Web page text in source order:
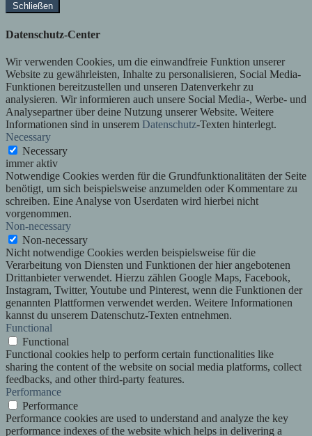
Schließen
Datenschutz-Center
Wir verwenden Cookies, um die einwandfreie Funktion unserer
Website zu gewährleisten, Inhalte zu personalisieren, Social Media-
Funktionen bereitzustellen und unseren Datenverkehr zu
analysieren. Wir informieren auch unsere Social Media-, Werbe- und
Analysepartner über deine Nutzung unserer Website. Weitere
Informationen sind in unserem Datenschutz-Texten hinterlegt.
Necessary
Necessary
immer aktiv
Notwendige Cookies werden für die Grundfunktionalitäten der Seite
benötigt, um sich beispielsweise anzumelden oder Kommentare zu
schreiben. Eine Analyse von Userdaten wird hierbei nicht
vorgenommen.
Non-necessary
Non-necessary
Nicht notwendige Cookies werden beispielsweise für die
Verarbeitung von Diensten und Funktionen der hier angebotenen
Drittanbieter verwendet. Hierzu zählen Google Maps, Facebook,
Instagram, Twitter, Youtube und Pinterest, wenn die Funktionen der
genannten Plattformen verwendet werden. Weitere Informationen
kannst du unserem Datenschutz-Texten entnehmen.
Functional
Functional
Functional cookies help to perform certain functionalities like
sharing the content of the website on social media platforms, collect
feedbacks, and other third-party features.
Performance
Performance
Performance cookies are used to understand and analyze the key
performance indexes of the website which helps in delivering a